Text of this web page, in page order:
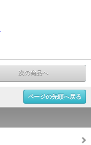
次の商品へ
ページの先頭へ戻る